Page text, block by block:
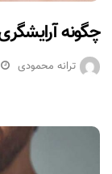
چگونه
ترانه محمودی